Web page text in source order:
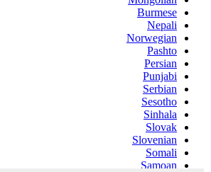
Burmese
Nepali
Norwegian
Pashto
Persian
Punjabi
Serbian
Sesotho
Sinhala
Slovak
Slovenian
Somali
Samoan